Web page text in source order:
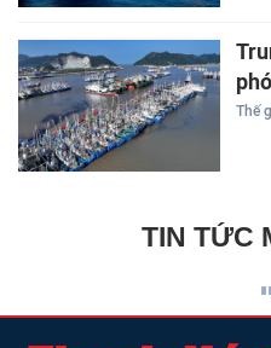
Thế
TIN TỨC